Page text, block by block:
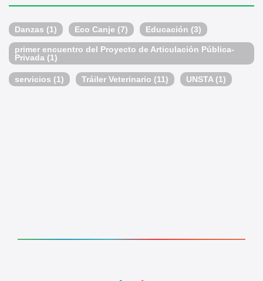
Danzas (1) Eco Canje (7) Educación (3)
primer encuentro del Proyecto de Articulación Pública-
Privada (1)
servicios (1) Tráiler Veterinario (11) UNSTA (1)